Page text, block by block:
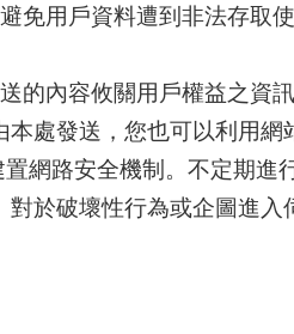
免用戶資料遭到非法存取
的內容攸關用戶權益之資
處發送，您也可以利用網
網路安全機制。不定期
於破壞性行為或企圖進入